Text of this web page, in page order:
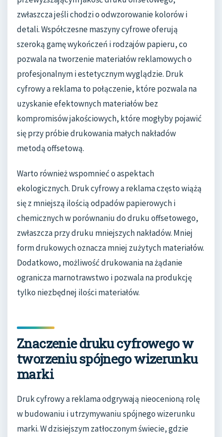
zwłaszcza jeśli chodzi o odwzorowanie kolorów i
detali. Współczesne maszyny cyfrowe oferują
szeroką gamę wykończeń i rodzajów papieru, co
pozwala na tworzenie materiałów reklamowych o
profesjonalnym i estetycznym wyglądzie. Druk
cyfrowy a reklama to połączenie, które pozwala na
uzyskanie efektownych materiałów bez
kompromisów jakościowych, które mogłyby pojawić
się przy próbie drukowania małych nakładów
metodą offsetową.
Warto również wspomnieć o aspektach
ekologicznych. Druk cyfrowy a reklama często wiążą
się z mniejszą ilością odpadów papierowych i
chemicznych w porównaniu do druku offsetowego,
zwłaszcza przy druku mniejszych nakładów. Mniej
form drukowych oznacza mniej zużytych materiałów.
Dodatkowo, możliwość drukowania na żądanie
ogranicza marnotrawstwo i pozwala na produkcję
tylko niezbędnej ilości materiałów.
Znaczenie druku cyfrowego w
tworzeniu spójnego wizerunku
marki
Druk cyfrowy a reklama odgrywają nieocenioną rolę
w budowaniu i utrzymywaniu spójnego wizerunku
marki. W dzisiejszym zatłoczonym świecie, gdzie